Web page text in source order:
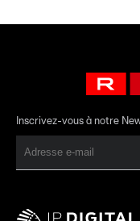
Inscrivez-vous à notre